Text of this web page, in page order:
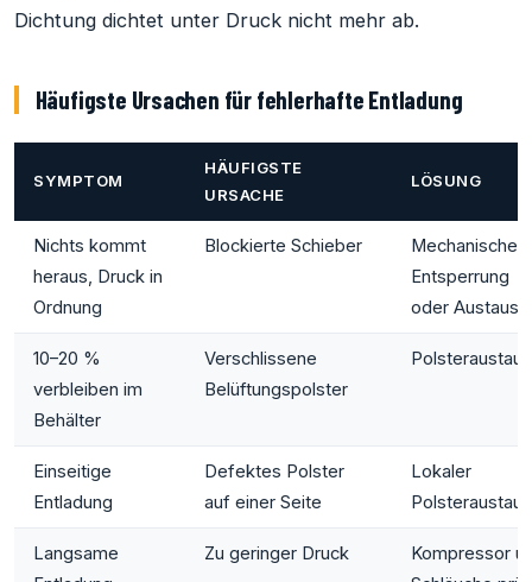
Dichtung dichtet unter Druck nicht mehr ab.
Häufigste Ursachen für fehlerhafte Entladung
SYMPTOM
HÄUFIGSTE
URSACHE
LÖSUNG
Nichts kommt
heraus, Druck in
Ordnung
Blockierte Schieber
Mechanische
Entsperrung
oder
10–20 %
verbleiben im
Behälter
Verschlissene
Belüftungspolster
Einseitige
Entladung
Defektes Polster
auf einer Seite
Lokaler
Langsame
Zu geringer Druck
Kompressor